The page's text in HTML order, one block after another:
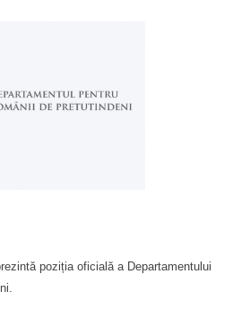
poziția oficială a Departamentului